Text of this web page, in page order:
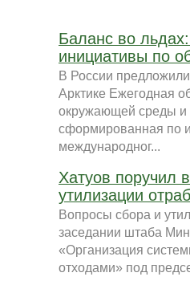
Баланс во
инициативы по
В России
Арктике Ежегодная
окружающей среды и
сформированная по
международног...
Хатуов поручил
утилизации
Вопросы сбора и
заседании штаба
«Организация
отходами» под